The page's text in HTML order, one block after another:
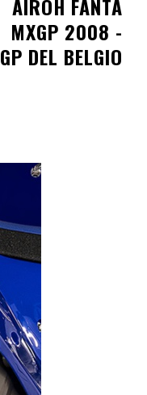
AIROH FANTA
MXGP 2008 -
GP DEL BELGIO